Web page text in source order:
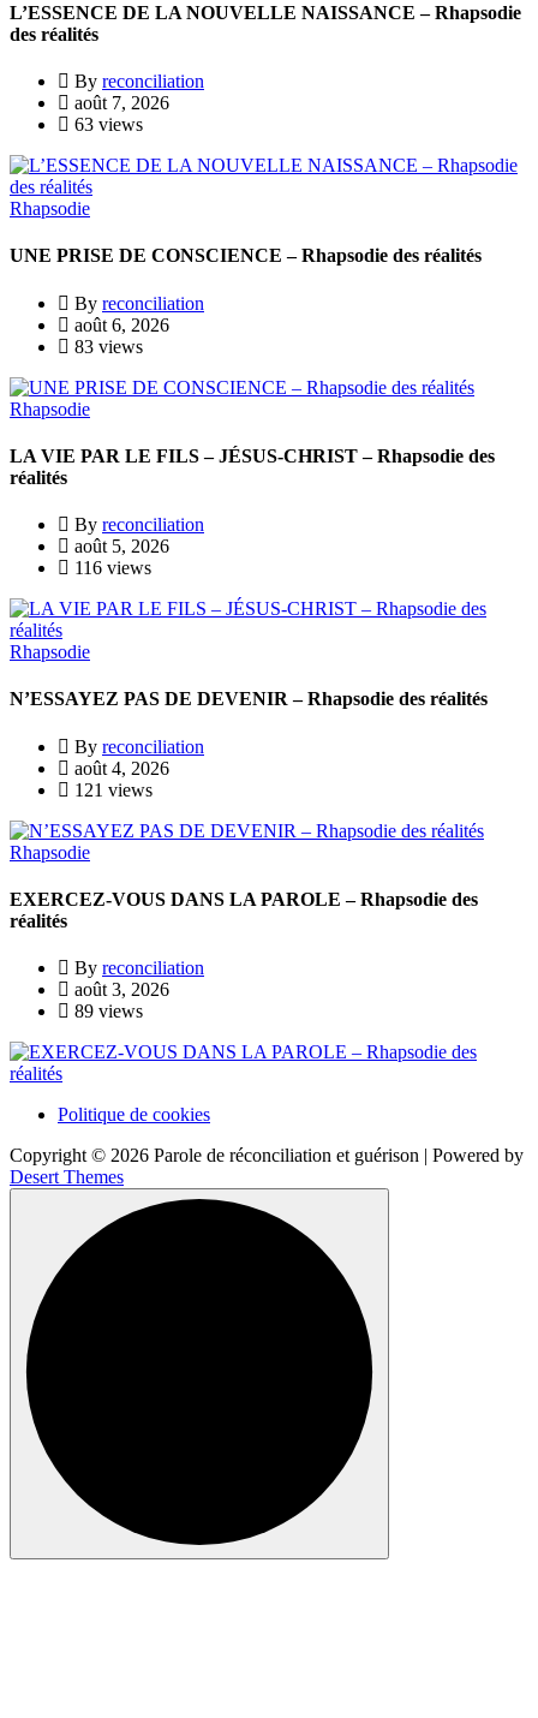
L’ESSENCE DE LA NOUVELLE NAISSANCE – Rhapsodie
des réalités
By reconciliation
août 7, 2026
63 views
Rhapsodie
UNE PRISE DE CONSCIENCE – Rhapsodie des réalités
By reconciliation
août 6, 2026
83 views
Rhapsodie
LA VIE PAR LE FILS – JÉSUS-CHRIST – Rhapsodie des
réalités
By reconciliation
août 5, 2026
116 views
Rhapsodie
N’ESSAYEZ PAS DE DEVENIR – Rhapsodie des réalités
By reconciliation
août 4, 2026
121 views
Rhapsodie
EXERCEZ-VOUS DANS LA PAROLE – Rhapsodie des
réalités
By reconciliation
août 3, 2026
89 views
Politique de cookies
Copyright © 2026 Parole de réconciliation et guérison | Powered by
Desert Themes